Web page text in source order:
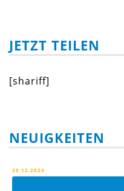
JETZT TEILEN
[shariff]
NEUIGKEITEN
30.12.2024